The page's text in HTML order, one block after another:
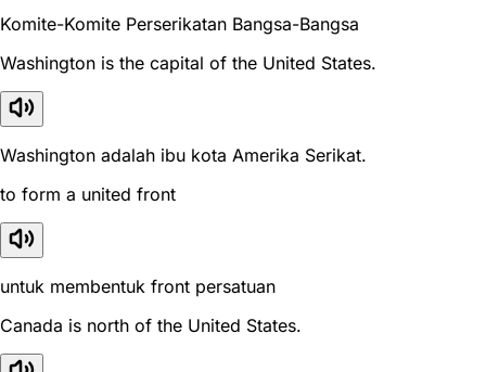
Komite-Komite Perserikatan Bangsa-Bangsa
Washington is the capital of the United States.
Washington adalah ibu kota Amerika Serikat.
to form a united front
untuk membentuk front persatuan
Canada is north of the United States.